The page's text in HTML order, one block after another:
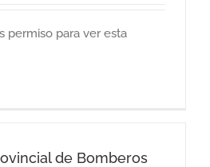
permiso para ver esta
de Bomberos